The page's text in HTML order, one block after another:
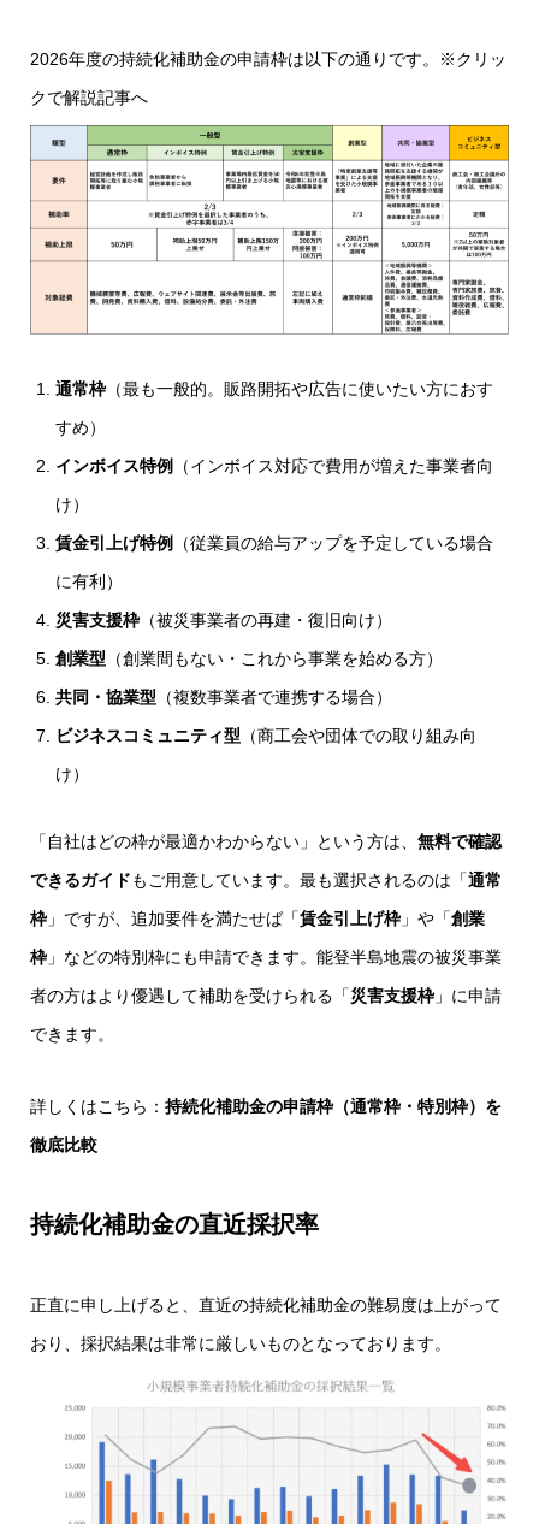
2026年度の持続化補助金の申請枠は以下の通りです。※クリッ
クで解説記事へ
通常枠 （最も一般的。販路開拓や広告に使いたい方におす
すめ）
インボイス特例
（インボイス対応で費用が増えた事業者向
け）
賃金引上げ特例
（従業員の給与アップを予定している場合
に有利）
災害支援枠 （被災事業者の再建・復旧向け）
創業型 （創業間もない・これから事業を始める方）
共同・協業型 （複数事業者で連携する場合）
ビジネスコミュニティ型 （商工会や団体での取り組み向
け）
「自社はどの枠が最適かわからない」という方は、 無料で確認
できるガイドもご用意しています。最も選択されるのは「通常
枠 」ですが、追加要件を満たせば「賃金引上げ枠 」や「創業
枠 」などの特別枠にも申請できます。能登半島地震の被災事業
者の方はより優遇して補助を受けられる「災害支援枠 」に申請
できます。
詳しくはこちら： 持続化補助金の申請枠（通常枠・特別枠）を
徹底比較
持続化補助金の直近採択率
正直に申し上げると、直近の持続化補助金の難易度は上がって
おり、採択結果は非常に厳しいものとなっております。